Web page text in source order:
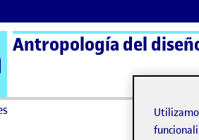
Logo Ágora
Antropología del